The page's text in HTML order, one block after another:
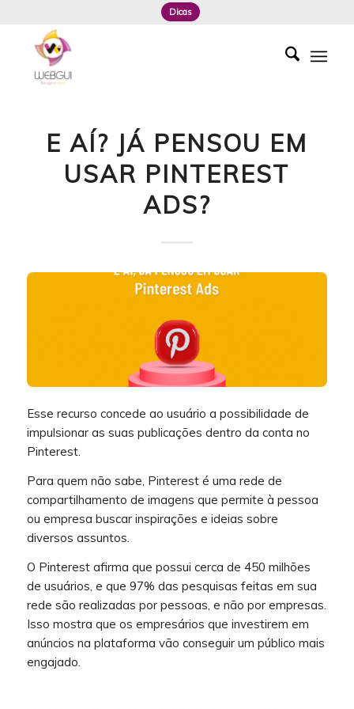
Dicas
E AÍ? JÁ PENSOU EM
USAR PINTEREST
ADS?
Esse recurso concede ao usuário a possibilidade de
impulsionar as suas publicações dentro da conta no
Pinterest.
Para quem não sabe, Pinterest é uma rede de
compartilhamento de imagens que permite à pessoa
ou empresa buscar inspirações e ideias sobre
diversos assuntos.
O Pinterest afirma que possui cerca de 450 milhões
de usuários, e que 97% das pesquisas feitas em sua
rede são realizadas por pessoas, e não por empresas.
Isso mostra que os empresários que investirem em
anúncios na plataforma vão conseguir um público mais
engajado.